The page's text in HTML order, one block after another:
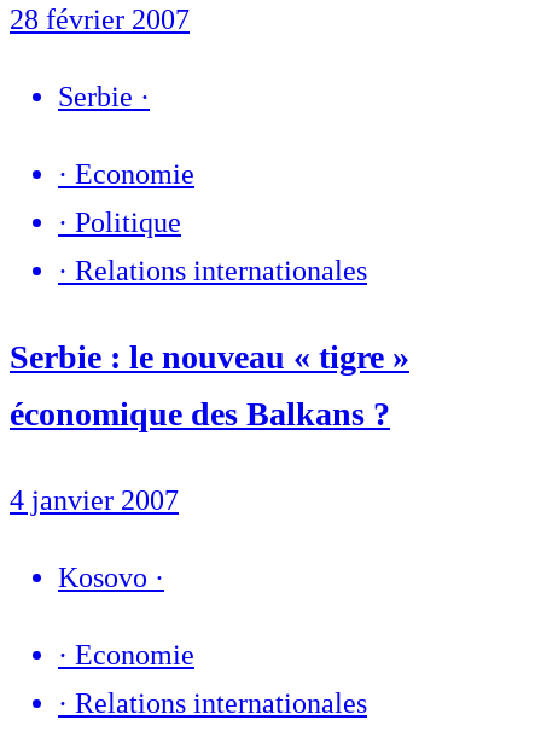
28 février 2007
Serbie ·
· Economie
· Politique
· Relations internationales
Serbie : le nouveau « tigre »
économique des Balkans ?
4 janvier 2007
Kosovo ·
· Economie
· Relations internationales